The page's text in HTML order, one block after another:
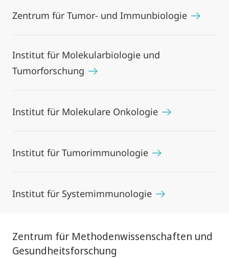
Zentrum für Tumor- und Immunbiologie
Institut für Molekularbiologie und
Tumorforschung
Institut für Molekulare Onkologie
Institut für Tumorimmunologie
Institut für Systemimmunologie
Zentrum für Methodenwissenschaften und
Gesundheitsforschung